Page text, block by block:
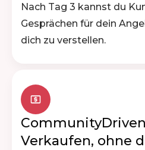
Nach Tag 3 kannst du
Gesprächen für dein
dich zu verstellen.
Verkaufen, ohne